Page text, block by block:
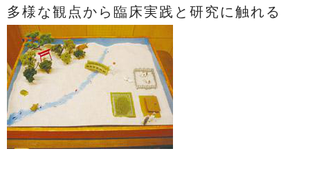
多様な観点から臨床実践と研究に触れる